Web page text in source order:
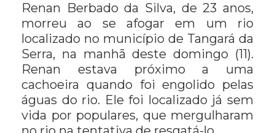
Renan Berbado da Silva, de 23 anos,
morreu ao se afogar em um rio
localizado no município de Tangará da
Serra, na manhã deste domingo (11).
Renan estava próximo a uma
cachoeira quando foi engolido pelas
águas do rio. Ele foi localizado já sem
vida por populares, que mergulharam